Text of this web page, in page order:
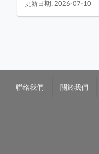
更新日期: 2026-07-10
聯絡我們 關於我們